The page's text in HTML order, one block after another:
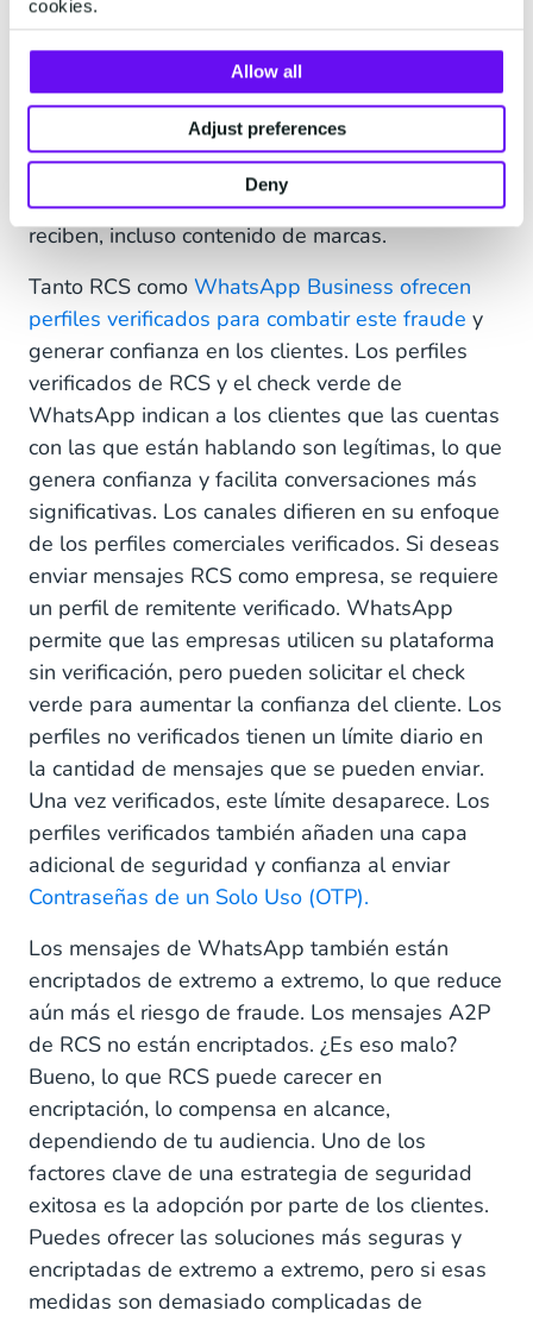
cookies.
Allow all
Adjust preferences
Deny
detalles bancarios. Afortunadamente, el peligro
consumidores. Todo el mundo ha escuchado al
menos una vez quenuncadeben hacer clic en
enlaces sospechosos o abrir mensajes de
remitentes desconocidos. Sin embargo, esto crea
desconfianza hacia todos los mensajes que
reciben, incluso contenido de marcas.
Tanto RCS como WhatsApp Business ofrecen
perfiles verificados para combatir este fraude y
generar confianza en los clientes. Los perfiles
verificados de RCS y el check verde de
WhatsApp indican a los clientes que las cuentas
con las que están hablando son legítimas, lo que
genera confianza y facilita conversaciones más
significativas. Los canales difieren en su enfoque
de los perfiles comerciales verificados. Si deseas
enviar mensajes RCS como empresa, se requiere
un perfil de remitente verificado. WhatsApp
permite que las empresas utilicen su plataforma
sin verificación, pero pueden solicitar el check
verde para aumentar la confianza del cliente. Los
perfiles no verificados tienen un límite diario en
la cantidad de mensajes que se pueden enviar.
Una vez verificados, este límite desaparece. Los
perfiles verificados también añaden una capa
adicional de seguridad y confianza al enviar
Contraseñas de un Solo Uso (OTP).
Los mensajes de WhatsApp también están
encriptados de extremo a extremo, lo que reduce
aún más el riesgo de fraude. Los mensajes A2P
de RCS no están encriptados. ¿Es eso malo?
Bueno, lo que RCS puede carecer en
encriptación, lo compensa en alcance,
dependiendo de tu audiencia. Uno de los
factores clave de una estrategia de seguridad
exitosa es la adopción por parte de los clientes.
Puedes ofrecer las soluciones más seguras y
encriptadas de extremo a extremo, pero si esas
medidas son demasiado complicadas de